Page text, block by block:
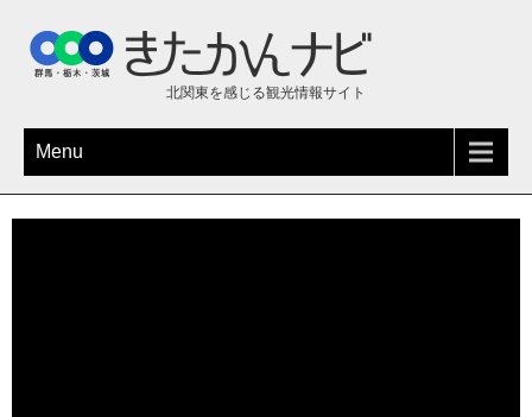
北関東を感じる観光情報サイト
Menu